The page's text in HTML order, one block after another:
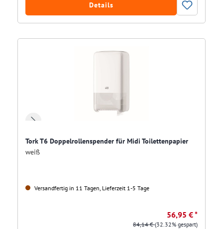
Details
Tork T6 Doppelrollenspender für Midi Toilettenpapier
weiß
Versandfertig in 11 Tagen, Lieferzeit 1-5 Tage
56,95 € *
84,14 €(32.32% gespart)